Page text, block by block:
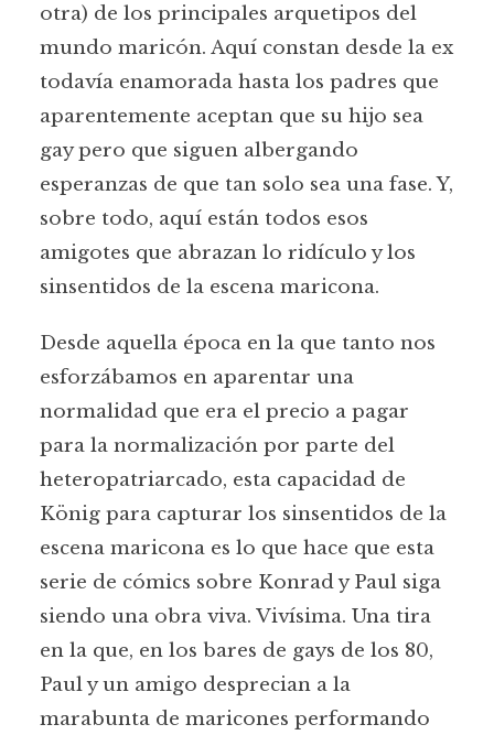
otra) de los principales arquetipos del
mundo maricón. Aquí constan desde la ex
todavía enamorada hasta los padres que
aparentemente aceptan que su hijo sea
gay pero que siguen albergando
esperanzas de que tan solo sea una fase. Y,
sobre todo, aquí están todos esos
amigotes que abrazan lo ridículo y los
sinsentidos de la escena maricona.
Desde aquella época en la que tanto nos
esforzábamos en aparentar una
normalidad que era el precio a pagar
para la normalización por parte del
heteropatriarcado, esta capacidad de
König para capturar los sinsentidos de la
escena maricona es lo que hace que esta
serie de cómics sobre Konrad y Paul siga
siendo una obra viva. Vivísima. Una tira
en la que, en los bares de gays de los 80,
Paul y un amigo desprecian a la
marabunta de maricones performando